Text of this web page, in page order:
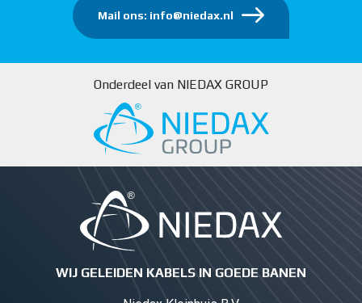
Mail ons: info@niedax.nl
Onderdeel van NIEDAX GROUP
WIJ GELEIDEN KABELS IN GOEDE BANEN